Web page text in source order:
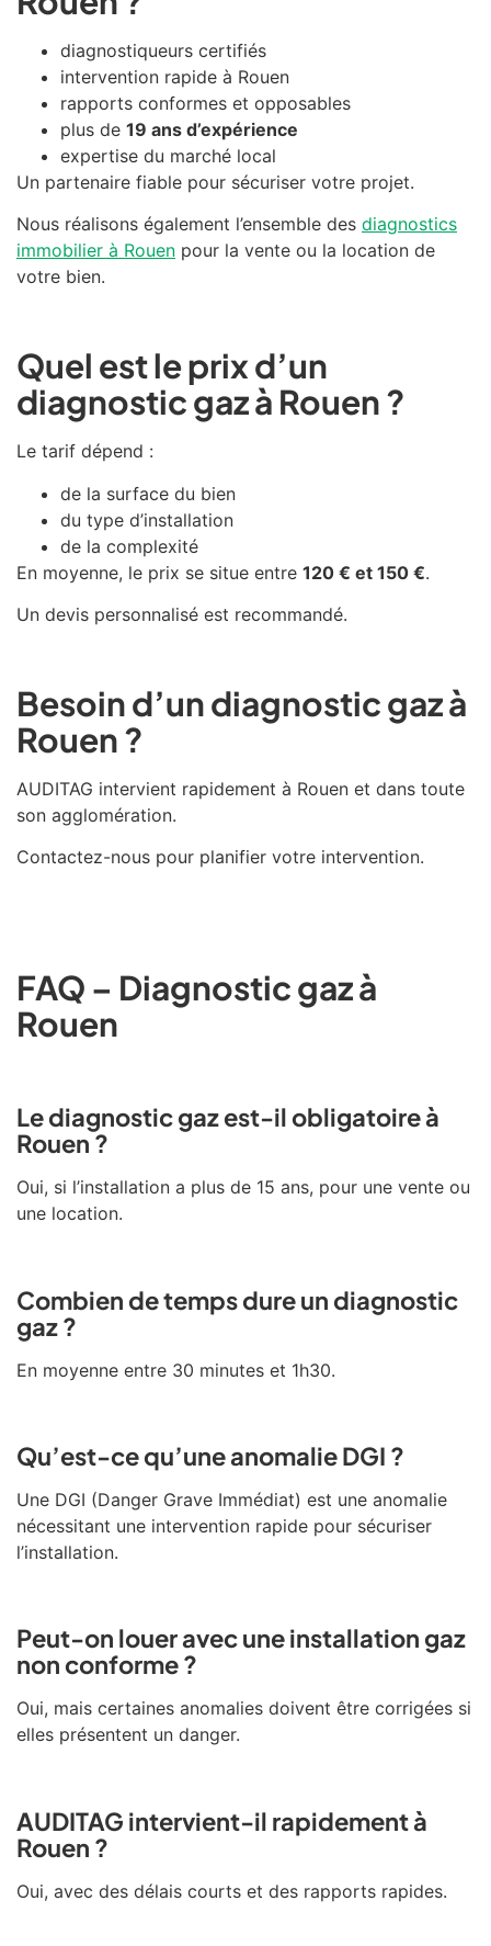
diagnostiqueurs certifiés
intervention rapide à Rouen
rapports conformes et opposables
plus de 19 ans d’expérience
expertise du marché local
Un partenaire fiable pour sécuriser votre projet.
Nous réalisons également l’ensemble des diagnostics
immobilier à Rouen pour la vente ou la location de
votre bien.
Quel est le prix d’un
diagnostic gaz à Rouen ?
Le tarif dépend :
de la surface du bien
du type d’installation
de la complexité
En moyenne, le prix se situe entre 120 € et 150 €.
Un devis personnalisé est recommandé.
Besoin d’un diagnostic gaz à
Rouen ?
AUDITAG intervient rapidement à Rouen et dans toute
son agglomération.
Contactez-nous pour planifier votre intervention.
FAQ – Diagnostic gaz à
Rouen
Le diagnostic gaz est-il obligatoire à
Rouen ?
Oui, si l’installation a plus de 15 ans, pour une vente ou
une location.
Combien de temps dure un diagnostic
gaz ?
En moyenne entre 30 minutes et 1h30.
Qu’est-ce qu’une anomalie DGI ?
Une DGI (Danger Grave Immédiat) est une anomalie
nécessitant une intervention rapide pour sécuriser
l’installation.
Peut-on louer avec une installation gaz
non conforme ?
Oui, mais certaines anomalies doivent être corrigées si
elles présentent un danger.
AUDITAG intervient-il rapidement à
Rouen ?
Oui, avec des délais courts et des rapports rapides.